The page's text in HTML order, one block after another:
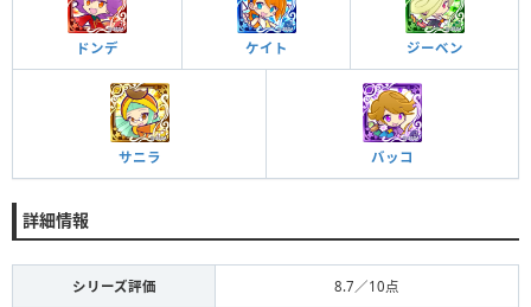
ドンデ ケイト ジーベン
サニラ バッコ
詳細情報
シリーズ評価 8.7／10点